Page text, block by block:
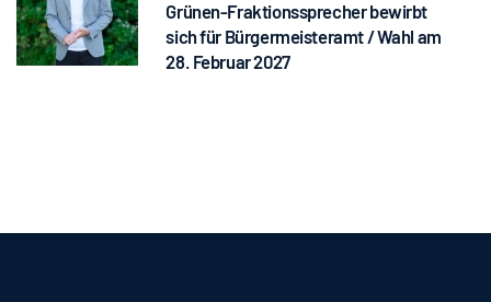
Grünen-Fraktionssprecher bewirbt
sich für Bürgermeisteramt / Wahl am
28. Februar 2027